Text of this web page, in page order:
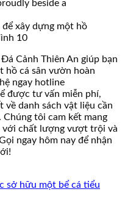
xây dựng một hồ
10
Cảnh Thiên An giúp bạn
hồ cá sân vườn hoàn
ngay hotline
được tư vấn miễn phí,
về danh sách vật liệu cần
tôi cam kết mang
với chất lượng vượt trội và
ngay hôm nay để nhận
sở hữu một bể cá tiểu